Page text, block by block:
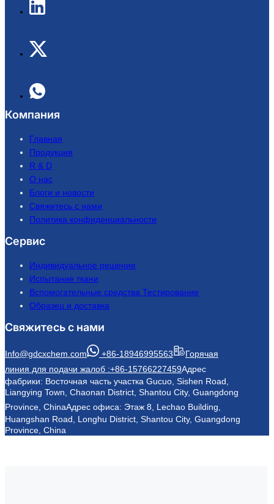
Компания
Главная
Продукция
R & D
О нас
Блоги и новости
Свяжитесь с нами
Политика конфиденциальности
Сервис
Индивидуальное решение
Испытание ткани
Вспомогательные средства Тестирование
Образец и доставка
Свяжитесь с нами
Info@gdcxchem.com +86-18946995563
Горячая
линия для подачи жалоб :+86-15766227459Адрес
фабрики: Восточная часть участка Gucuo, Sishen Road,
Liangying Town, Chaonan District, Shantou City, Guangdong
Province, ChinaАдрес офиса: Этаж 8, Lechao Building,
Huangshan Road, Longhu District, Shantou City, Guangdong
Province, China